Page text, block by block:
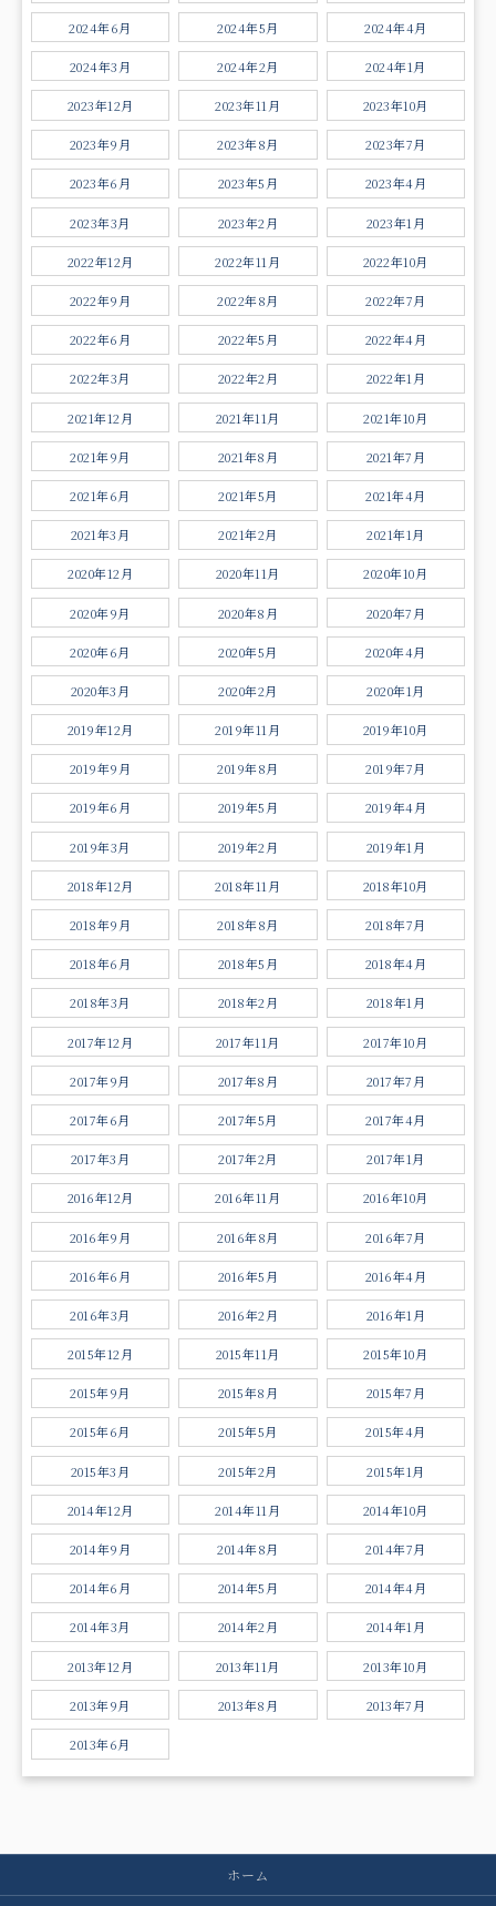
2024年6月 2024年5月 2024年4月
2024年3月 2024年2月 2024年1月
2023年12月 2023年11月 2023年10月
2023年9月 2023年8月 2023年7月
2023年6月 2023年5月 2023年4月
2023年3月 2023年2月 2023年1月
2022年12月 2022年11月 2022年10月
2022年9月 2022年8月 2022年7月
2022年6月 2022年5月 2022年4月
2022年3月 2022年2月 2022年1月
2021年12月 2021年11月 2021年10月
2021年9月 2021年8月 2021年7月
2021年6月 2021年5月 2021年4月
2021年3月 2021年2月 2021年1月
2020年12月 2020年11月 2020年10月
2020年9月 2020年8月 2020年7月
2020年6月 2020年5月 2020年4月
2020年3月 2020年2月 2020年1月
2019年12月 2019年11月 2019年10月
2019年9月 2019年8月 2019年7月
2019年6月 2019年5月 2019年4月
2019年3月 2019年2月 2019年1月
2018年12月 2018年11月 2018年10月
2018年9月 2018年8月 2018年7月
2018年6月 2018年5月 2018年4月
2018年3月 2018年2月 2018年1月
2017年12月 2017年11月 2017年10月
2017年9月 2017年8月 2017年7月
2017年6月 2017年5月 2017年4月
2017年3月 2017年2月 2017年1月
2016年12月 2016年11月 2016年10月
2016年9月 2016年8月 2016年7月
2016年6月 2016年5月 2016年4月
2016年3月 2016年2月 2016年1月
2015年12月 2015年11月 2015年10月
2015年9月 2015年8月 2015年7月
2015年6月 2015年5月 2015年4月
2015年3月 2015年2月 2015年1月
2014年12月 2014年11月 2014年10月
2014年9月 2014年8月 2014年7月
2014年6月 2014年5月 2014年4月
2014年3月 2014年2月 2014年1月
2013年12月 2013年11月 2013年10月
2013年9月 2013年8月 2013年7月
2013年6月
ホーム